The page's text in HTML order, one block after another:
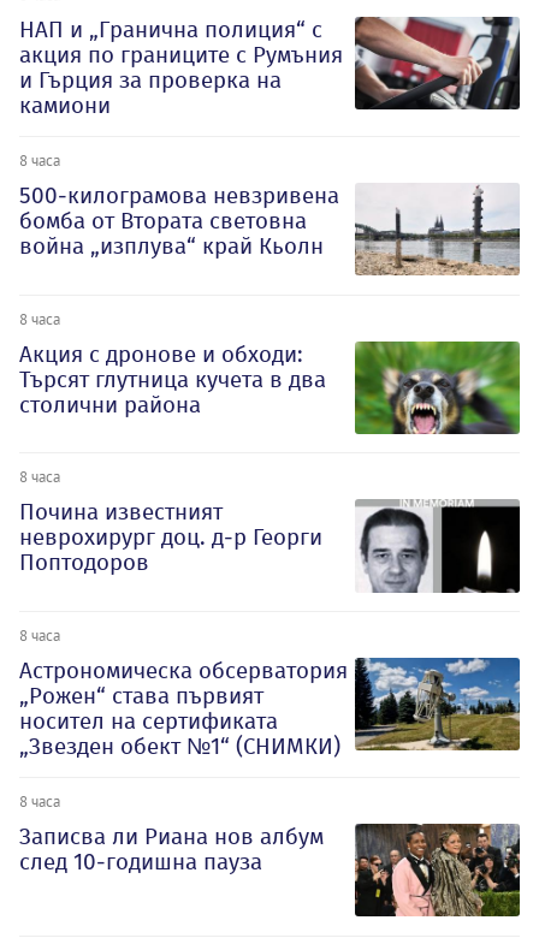
НАП и „Гранична полиция“ с
акция по границите с Румъния
и Гърция за проверка на
камиони
8 часа
500-килограмова невзривена
бомба от Втората световна
война „изплува“ край Кьолн
8 часа
Акция с дронове и обходи:
Търсят глутница кучета в два
столични района
8 часа
Почина известният
неврохирург доц. д-р Георги
Поптодоров
8 часа
Астрономическа обсерватория
„Рожен“ става първият
носител на сертификата
„Звезден обект №1“ (СНИМКИ)
8 часа
Записва ли Риана нов албум
след 10-годишна пауза